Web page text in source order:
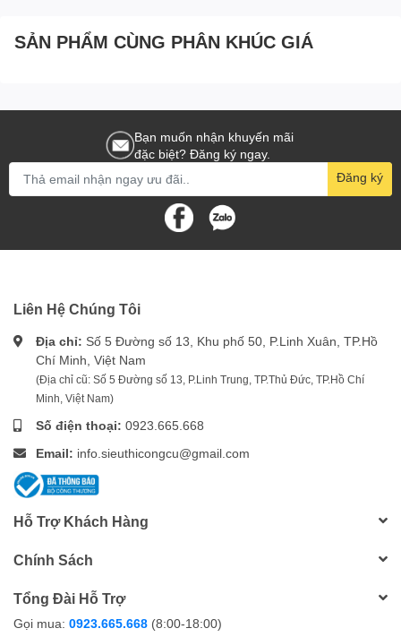
SẢN PHẨM CÙNG PHÂN KHÚC GIÁ
Bạn muốn nhận khuyến mãi
đặc biệt? Đăng ký ngay.
Đăng ký
Liên Hệ Chúng Tôi
Địa chỉ: Số 5 Đường số 13, Khu phố 50, P.Linh Xuân, TP.Hồ
Chí Minh, Việt Nam
(Địa chỉ cũ: Số 5 Đường số 13, P.Linh Trung, TP.Thủ Đức, TP.Hồ Chí
Minh, Việt Nam)
Số điện thoại: 0923.665.668
Email: info.sieuthicongcu@gmail.com
Hỗ Trợ Khách Hàng
Chính Sách
Tổng Đài Hỗ Trợ
Gọi mua: 0923.665.668 (8:00-18:00)